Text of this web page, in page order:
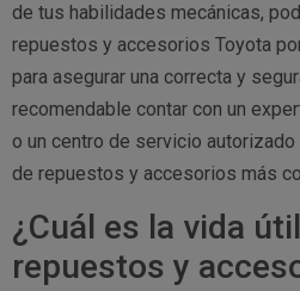
de tus habilidades mecánicas,
repuestos y accesorios Toyota
para asegurar una correcta y
recomendable contar con un
o un centro de servicio
de repuestos y accesorios más
¿Cuál es la vida
repuestos y